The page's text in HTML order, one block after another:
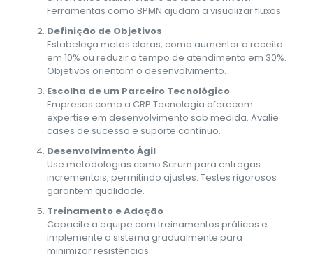
Ferramentas como BPMN ajudam a visualizar fluxos.
Definição de Objetivos
Estabeleça metas claras, como aumentar a receita
em 10% ou reduzir o tempo de atendimento em 30%.
Objetivos orientam o desenvolvimento.
Escolha de um Parceiro Tecnológico
Empresas como a CRP Tecnologia oferecem
expertise em desenvolvimento sob medida. Avalie
cases de sucesso e suporte contínuo.
Desenvolvimento Ágil
Use metodologias como Scrum para entregas
incrementais, permitindo ajustes. Testes rigorosos
garantem qualidade.
Treinamento e Adoção
Capacite a equipe com treinamentos práticos e
implemente o sistema gradualmente para
minimizar resistências.